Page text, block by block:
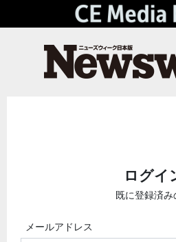
ログイ
既に登録済み
メールアドレス